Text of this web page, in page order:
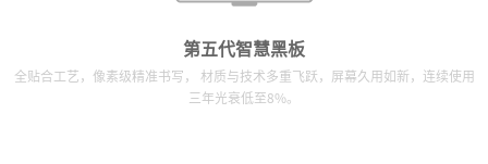
第五代智慧黑板
全贴合工艺，像素级精准书写， 材质与技术多重飞跃，屏幕久用如新，连续使用
三年光衰低至8%。